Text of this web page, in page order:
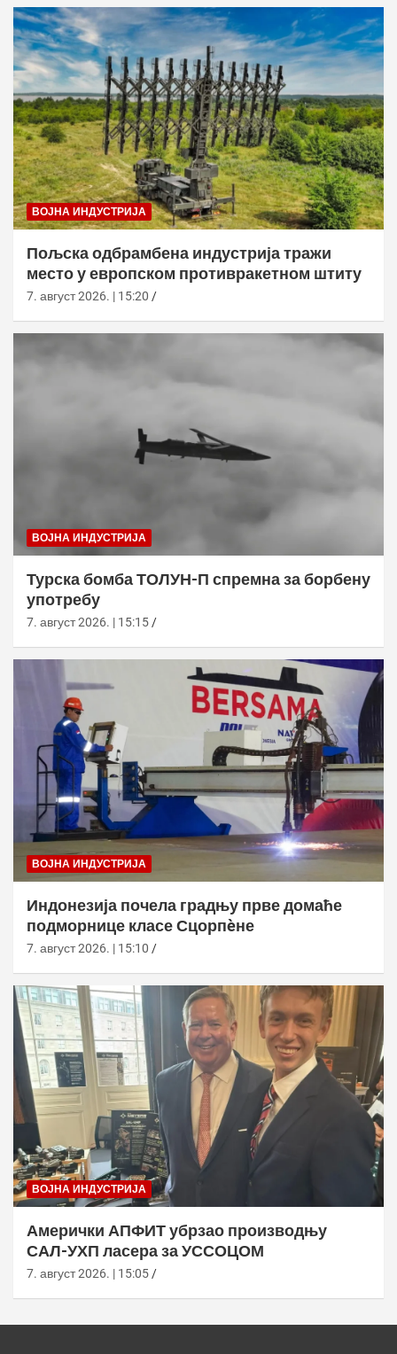
ВОЈНА ИНДУСТРИЈА
Пољска одбрамбена индустрија тражи
место у европском противракетном штиту
7. август 2026. | 15:20
ВОЈНА ИНДУСТРИЈА
Турска бомба ТОЛУН-П спремна за борбену
употребу
7. август 2026. | 15:15
ВОЈНА ИНДУСТРИЈА
Индонезија почела градњу прве домаће
подморнице класе Сцорпèне
7. август 2026. | 15:10
ВОЈНА ИНДУСТРИЈА
Амерички АПФИТ убрзао производњу
САЛ-УХП ласера за УССОЦОМ
7. август 2026. | 15:05